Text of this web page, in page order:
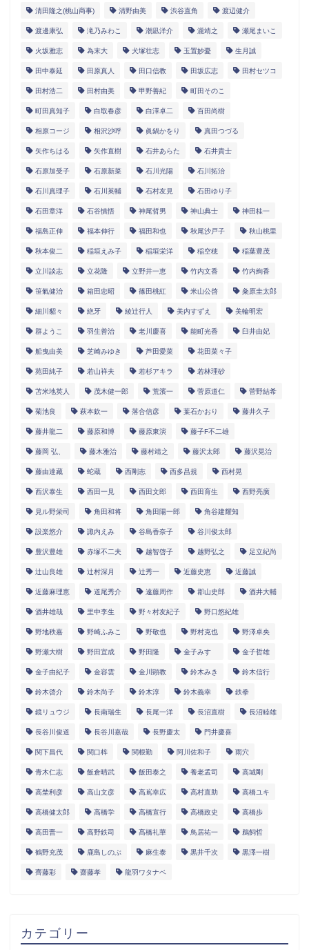
清田隆之(桃山商事) 清野由美 渋谷直角 渡辺健介
渡邊康弘 滝乃みわこ 潮凪洋介 瀧靖之 瀬尾まいこ
火坂雅志 為末大 犬塚壮志 玉置妙憂 生月誠
田中泰延 田原真人 田口信教 田坂広志 田村セツコ
田村浩二 田村由美 甲野善紀 町田そのこ
町田真知子 白取春彦 白澤卓二 百田尚樹
相原コージ 相沢沙呼 眞鍋かをり 真田つづる
矢作ちはる 矢作直樹 石井あらた 石井貴士
石原加受子 石原新菜 石川光陽 石川拓治
石川真理子 石川英輔 石村友見 石田ゆり子
石田章洋 石谷慎悟 神尾哲男 神山典士 神田桂一
福島正伸 福本伸行 福田和也 秋尾沙戸子 秋山桃里
秋本俊二 稲垣えみ子 稲垣栄洋 稲空穂 稲葉豊茂
立川談志 立花隆 立野井一恵 竹内文香 竹内絢香
笹氣健治 箱田忠昭 篠田桃紅 米山公啓 粂原圭太郎
細川貂々 絶牙 綾辻行人 美内すずえ 美輪明宏
群ようこ 羽生善治 老川慶喜 能町光香 臼井由妃
船曳由美 芝崎みゆき 芦田愛菜 花田菜々子
苑田純子 若山祥夫 若杉アキラ 若林理砂
苫米地英人 茂木健一郎 荒濱一 菅原道仁 菅野結希
菊池良 萩本欽一 落合信彦 葉石かおり 藤井久子
藤井龍二 藤原和博 藤原東演 藤子F不二雄
藤岡 弘、 藤木雅治 藤村靖之 藤沢太郎 藤沢晃治
藤由達藏 蛇蔵 西剛志 西多昌規 西村晃
西沢泰生 西田一見 西田文郎 西田育生 西野亮廣
見ル野栄司 角田和将 角田陽一郎 角谷建耀知
設楽悠介 諏内えみ 谷島香奈子 谷川俊太郎
豊沢豊雄 赤塚不二夫 越智啓子 越野弘之 足立紀尚
辻山良雄 辻村深月 辻秀一 近藤史恵 近藤誠
近藤麻理恵 道尾秀介 遠藤周作 郡山史郎 酒井大輔
酒井雄哉 里中李生 野々村友紀子 野口悠紀雄
野地秩嘉 野崎ふみこ 野敬也 野村克也 野澤卓央
野瀬大樹 野田宜成 野田隆 金子みすゞ 金子哲雄
金子由紀子 金容雲 金川顕教 鈴木みき 鈴木信行
鈴木啓介 鈴木尚子 鈴木淳 鈴木義幸 鉄拳
鏡リュウジ 長南瑞生 長尾一洋 長沼直樹 長沼睦雄
長谷川俊道 長谷川嘉哉 長野慶太 門井慶喜
関下昌代 関口梓 関根勤 阿川佐和子 雨穴
青木仁志 飯倉晴武 飯田泰之 養老孟司 高城剛
高埜利彦 高山文彦 高嶌幸広 高村直助 高橋ユキ
高橋健太郎 高橋学 高橋宣行 高橋政史 高橋歩
高田晋一 高野鉄司 髙橋礼華 鳥居祐一 鵜飼哲
鶴野充茂 鹿島しのぶ 麻生泰 黒井千次 黒澤一樹
齊藤彩 齋藤孝 龍羽ワタナベ
カテゴリー